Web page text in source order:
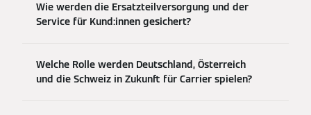
Wie werden die Ersatzteilversorgung und der
Service für Kund:innen gesichert?
Welche Rolle werden Deutschland, Österreich
und die Schweiz in Zukunft für Carrier spielen?